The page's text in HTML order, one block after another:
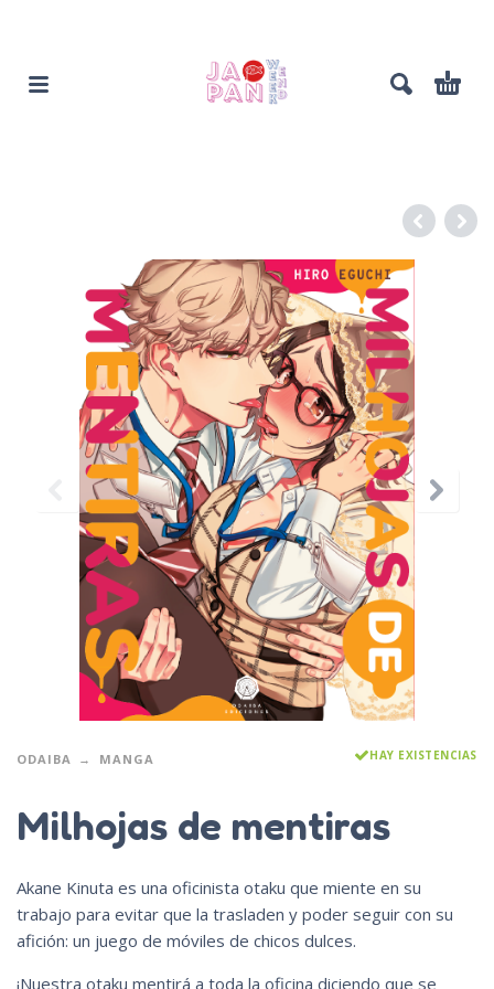
ODAIBA MANGA HAY EXISTENCIAS
Milhojas de mentiras
Akane Kinuta es una oficinista otaku que miente en su
trabajo para evitar que la trasladen y poder seguir con su
afición: un juego de móviles de chicos dulces.
¡Nuestra otaku mentirá a toda la oficina diciendo que se